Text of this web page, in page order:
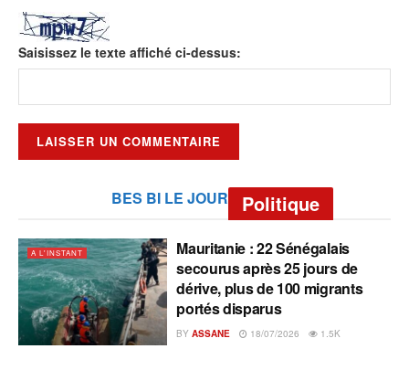
Saisissez le texte affiché ci-dessus:
BES BI LE JOUR Politique
A L'INSTANT
Mauritanie : 22 Sénégalais
secourus après 25 jours de
dérive, plus de 100 migrants
portés disparus
BY ASSANE 18/07/2026 1.5K